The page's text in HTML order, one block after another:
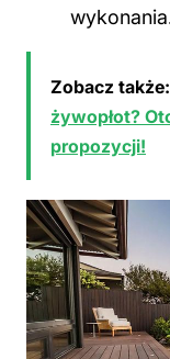
Zobacz także:
żywopłot?
propozycji!